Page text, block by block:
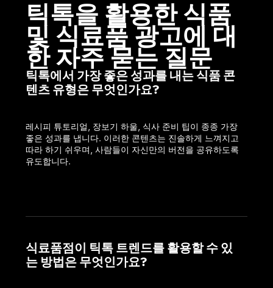
틱톡을 활용한 식품
및 식료품 광고에 대
한 자주 묻는 질문
틱톡에서 가장 좋은 성과를 내는 식품 콘
텐츠 유형은 무엇인가요?
레시피 튜토리얼, 장보기 하울, 식사 준비 팁이 종종 가장
좋은 성과를 냅니다. 이러한 콘텐츠는 진솔하게 느껴지고
따라 하기 쉬우며, 사람들이 자신만의 버전을 공유하도록
유도합니다.
식료품점이 틱톡 트렌드를 활용할 수 있
는 방법은 무엇인가요?